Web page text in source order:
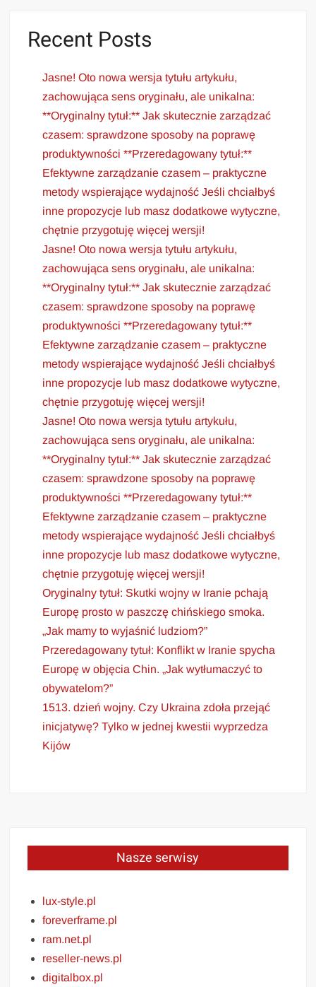
Recent Posts
Jasne! Oto nowa wersja tytułu artykułu,
zachowująca sens oryginału, ale unikalna:
**Oryginalny tytuł:** Jak skutecznie zarządzać
czasem: sprawdzone sposoby na poprawę
produktywności **Przeredagowany tytuł:**
Efektywne zarządzanie czasem – praktyczne
metody wspierające wydajność Jeśli chciałbyś
inne propozycje lub masz dodatkowe wytyczne,
chętnie przygotuję więcej wersji!
Jasne! Oto nowa wersja tytułu artykułu,
zachowująca sens oryginału, ale unikalna:
**Oryginalny tytuł:** Jak skutecznie zarządzać
czasem: sprawdzone sposoby na poprawę
produktywności **Przeredagowany tytuł:**
Efektywne zarządzanie czasem – praktyczne
metody wspierające wydajność Jeśli chciałbyś
inne propozycje lub masz dodatkowe wytyczne,
chętnie przygotuję więcej wersji!
Jasne! Oto nowa wersja tytułu artykułu,
zachowująca sens oryginału, ale unikalna:
**Oryginalny tytuł:** Jak skutecznie zarządzać
czasem: sprawdzone sposoby na poprawę
produktywności **Przeredagowany tytuł:**
Efektywne zarządzanie czasem – praktyczne
metody wspierające wydajność Jeśli chciałbyś
inne propozycje lub masz dodatkowe wytyczne,
chętnie przygotuję więcej wersji!
Oryginalny tytuł: Skutki wojny w Iranie pchają
Europę prosto w paszczę chińskiego smoka.
„Jak mamy to wyjaśnić ludziom?”
Przeredagowany tytuł: Konflikt w Iranie spycha
Europę w objęcia Chin. „Jak wytłumaczyć to
obywatelom?”
1513. dzień wojny. Czy Ukraina zdoła przejąć
inicjatywę? Tylko w jednej kwestii wyprzedza
Kijów
Nasze serwisy
lux-style.pl
foreverframe.pl
ram.net.pl
reseller-news.pl
digitalbox.pl